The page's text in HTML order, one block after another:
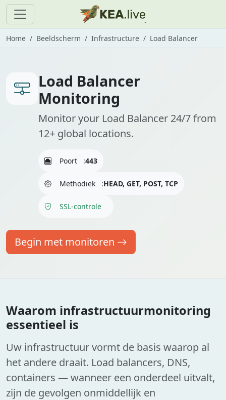
Home Beeldscherm Infrastructure Load Balancer
Load Balancer
Monitoring
Monitor your Load Balancer 24/7 from
12+ global locations.
Poort :443
Methodiek :HEAD, GET, POST, TCP
SSL-controle
Begin met monitoren
Waarom infrastructuurmonitoring
essentieel is
Uw infrastructuur vormt de basis waarop al
het andere draait. Load balancers, DNS,
containers — wanneer een onderdeel uitvalt,
zijn de gevolgen onmiddellijk en